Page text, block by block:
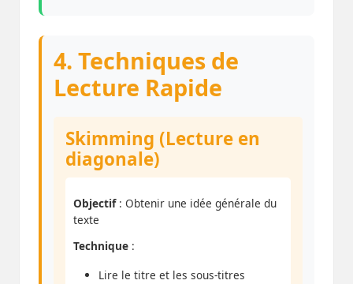
4. Techniques de
Lecture Rapide
Skimming (Lecture en
diagonale)
Objectif: Obtenir une idée générale du
texte
Technique :
Lire le titre et les sous-titres